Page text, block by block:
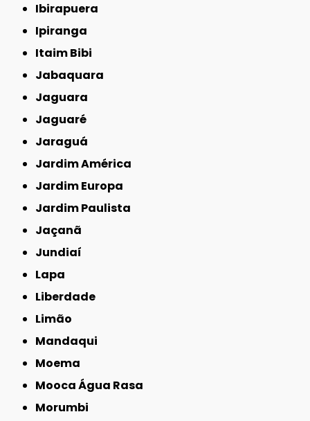
Ibirapuera
Ipiranga
Itaim Bibi
Jabaquara
Jaguara
Jaguaré
Jaraguá
Jardim América
Jardim Europa
Jardim Paulista
Jaçanã
Jundiaí
Lapa
Liberdade
Limão
Mandaqui
Moema
Mooca Água Rasa
Morumbi